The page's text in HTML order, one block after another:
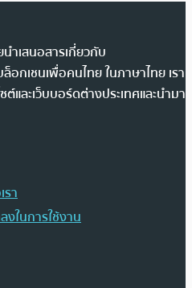
ำเสนอสารเกี่ยวกับ
อกเชนเพื่อคนไทย ในภาษาไทย เรา
และเว็บบอร์ดต่างประเทศและนำมา
รา
งในการใช้งาน